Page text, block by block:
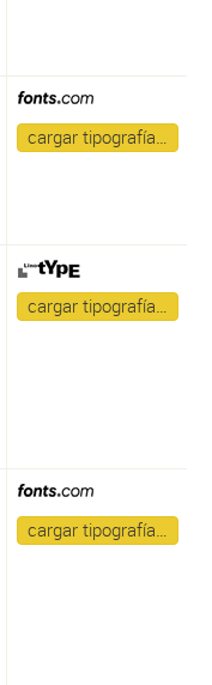
cargar tipografía…
cargar tipografía…
cargar tipografía…